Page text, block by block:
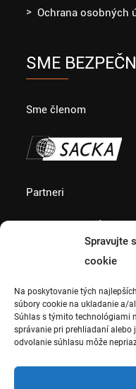
Spravujte
cookie
Na poskytovanie tých
súbory cookie na ukladanie a/
Súhlas s týmito technológiami
správanie pri prehliadaní alebo
odvolanie súhlasu môže
Ochrana osobných
SME
Sme členom
Partneri
Copyright 2018 © CK